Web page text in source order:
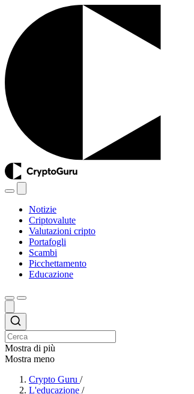
Notizie
Criptovalute
Valutazioni cripto
Portafogli
Scambi
Picchettamento
Educazione
Mostra di più
Mostra meno
Crypto Guru /
L'educazione /